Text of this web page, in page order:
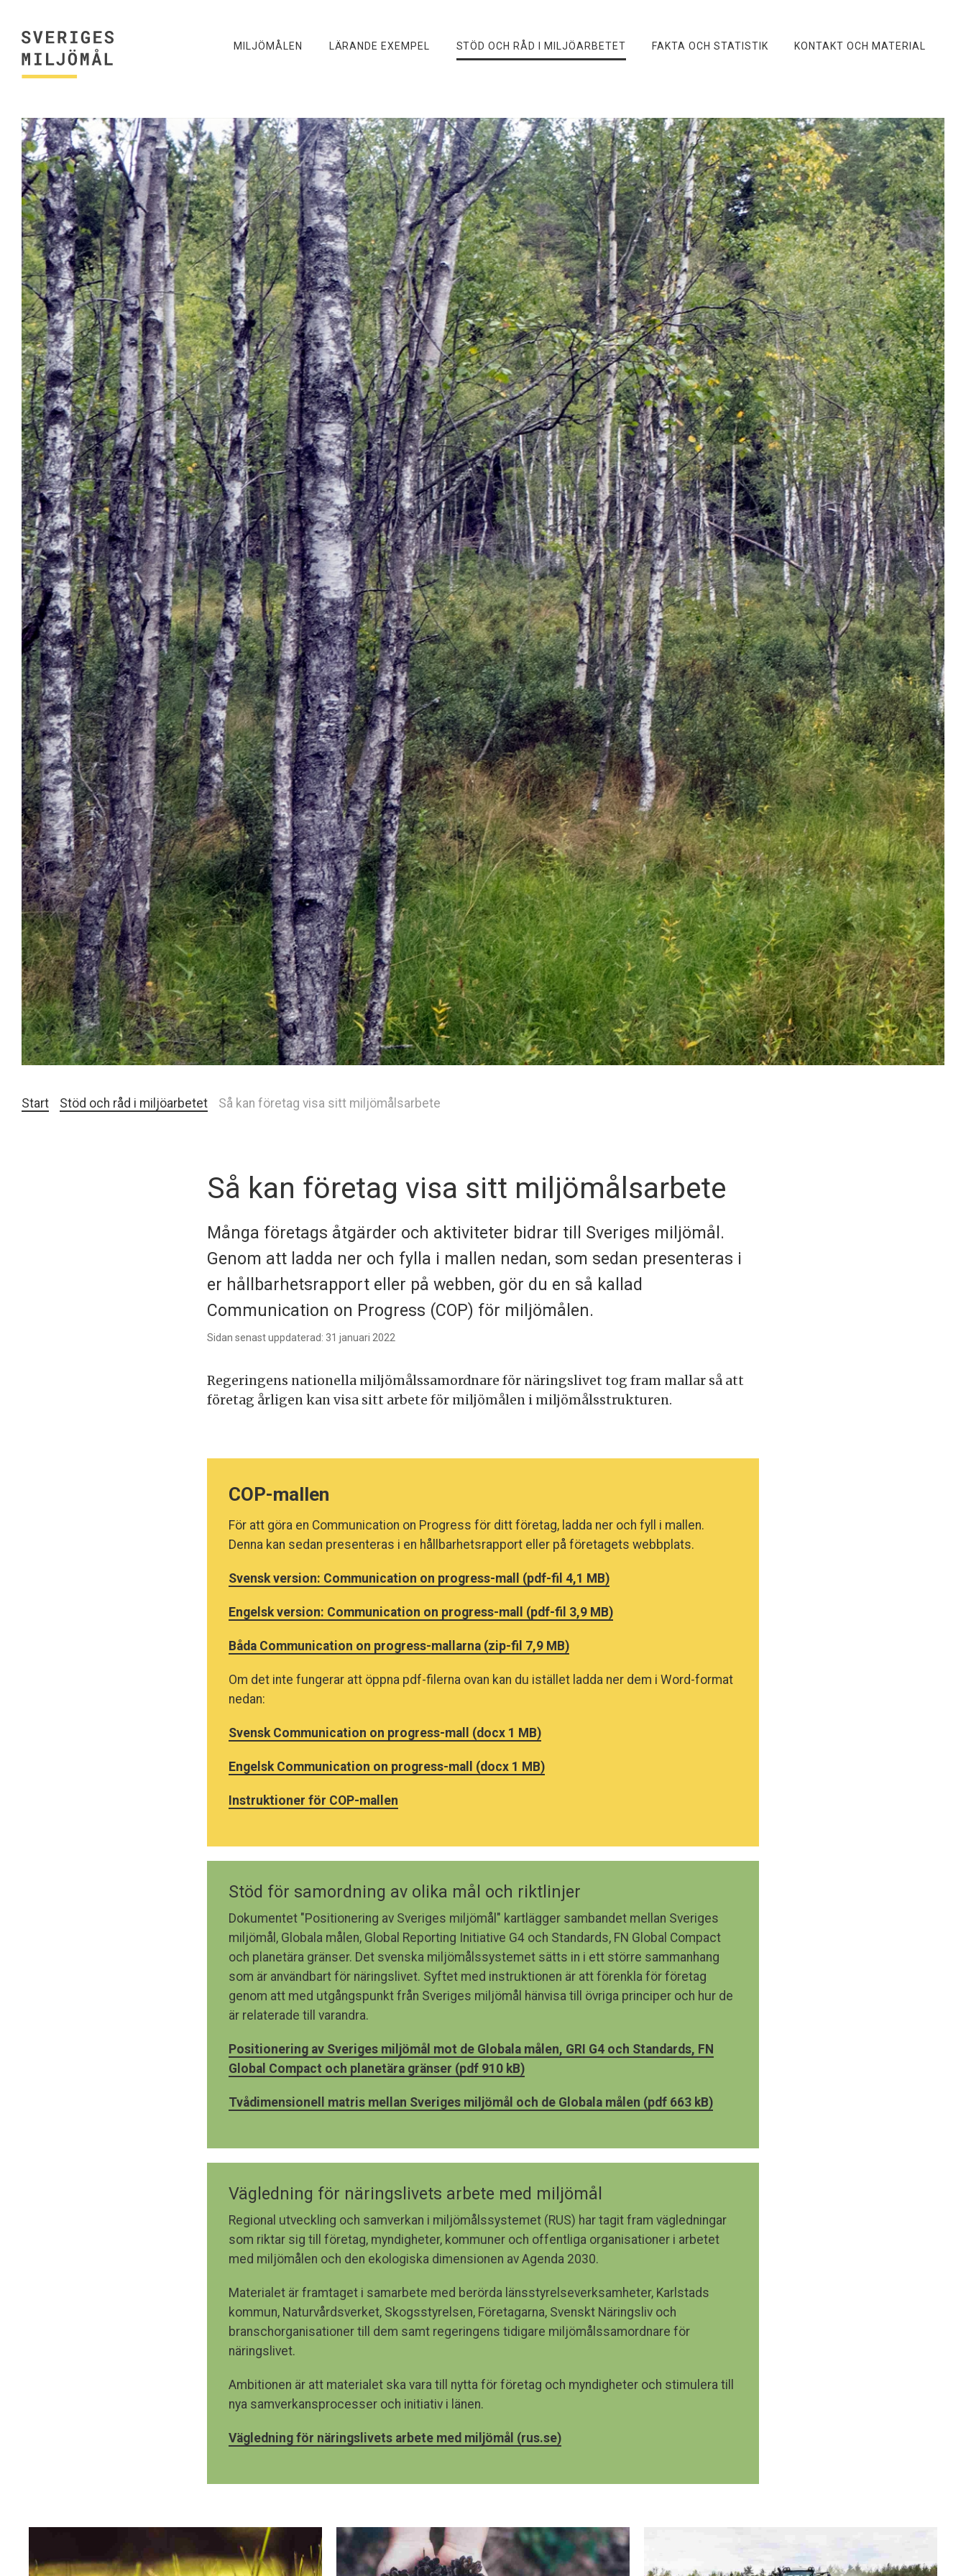
MILJÖMÅLEN LÄRANDE EXEMPEL STÖD OCH RÅD I MILJÖARBETET FAKTA OCH STATISTIK KONTAKT OCH MATERIAL
Start Stöd och råd i miljöarbetet Så kan företag visa sitt miljömålsarbete
Så kan företag visa sitt miljömålsarbete
Många företags åtgärder och aktiviteter bidrar till Sveriges miljömål.
Genom att ladda ner och fylla i mallen nedan, som sedan presenteras i
er hållbarhetsrapport eller på webben, gör du en så kallad
Communication on Progress (COP) för miljömålen.
Sidan senast uppdaterad: 31 januari 2022
Regeringens nationella miljömålssamordnare för näringslivet tog fram mallar så att
företag årligen kan visa sitt arbete för miljömålen i miljömålsstrukturen.
COP-mallen
För att göra en Communication on Progress för ditt företag, ladda ner och fyll i mallen.
Denna kan sedan presenteras i en hållbarhetsrapport eller på företagets webbplats.
Svensk version: Communication on progress-mall (pdf-fil 4,1 MB)
Engelsk version: Communication on progress-mall (pdf-fil 3,9 MB)
Båda Communication on progress-mallarna (zip-fil 7,9 MB)
Om det inte fungerar att öppna pdf-filerna ovan kan du istället ladda ner dem i Word-format
nedan:
Svensk Communication on progress-mall (docx 1 MB)
Engelsk Communication on progress-mall (docx 1 MB)
Instruktioner för COP-mallen
Stöd för samordning av olika mål och riktlinjer
Dokumentet "Positionering av Sveriges miljömål" kartlägger sambandet mellan Sveriges
miljömål, Globala målen, Global Reporting Initiative G4 och Standards, FN Global Compact
och planetära gränser. Det svenska miljömålssystemet sätts in i ett större sammanhang
som är användbart för näringslivet. Syftet med instruktionen är att förenkla för företag
genom att med utgångspunkt från Sveriges miljömål hänvisa till övriga principer och hur de
är relaterade till varandra.
Positionering av Sveriges miljömål mot de Globala målen, GRI G4 och Standards, FN
Global Compact och planetära gränser (pdf 910 kB)
Tvådimensionell matris mellan Sveriges miljömål och de Globala målen (pdf 663 kB)
Vägledning för näringslivets arbete med miljömål
Regional utveckling och samverkan i miljömålssystemet (RUS) har tagit fram vägledningar
som riktar sig till företag, myndigheter, kommuner och offentliga organisationer i arbetet
med miljömålen och den ekologiska dimensionen av Agenda 2030.
Materialet är framtaget i samarbete med berörda länsstyrelseverksamheter, Karlstads
kommun, Naturvårdsverket, Skogsstyrelsen, Företagarna, Svenskt Näringsliv och
branschorganisationer till dem samt regeringens tidigare miljömålssamordnare för
näringslivet.
Ambitionen är att materialet ska vara till nytta för företag och myndigheter och stimulera till
nya samverkansprocesser och initiativ i länen.
Vägledning för näringslivets arbete med miljömål (rus.se)